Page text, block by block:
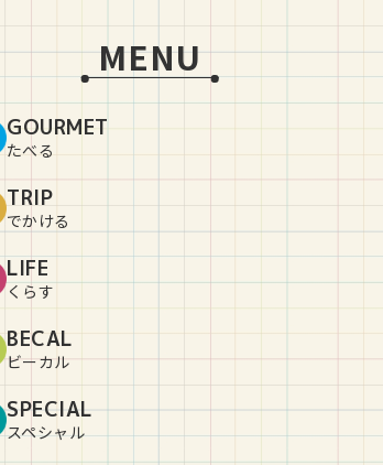
MENU
GOURMET
たべる
TRIP
でかける
LIFE
くらす
BECAL
ビーカル
SPECIAL
スペシャル